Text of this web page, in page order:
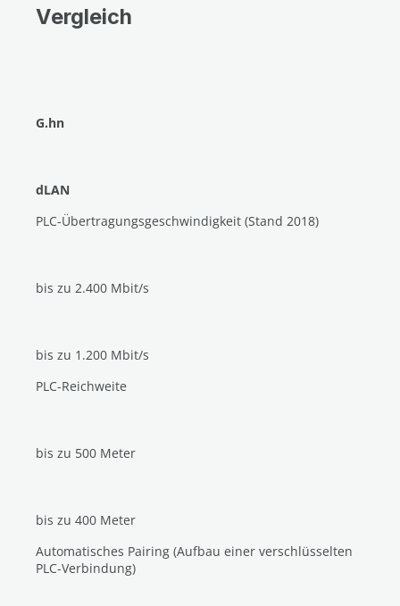
Vergleich
G.hn
dLAN
PLC-Übertragungsgeschwindigkeit (Stand 2018)
bis zu 2.400 Mbit/s
bis zu 1.200 Mbit/s
PLC-Reichweite
bis zu 500 Meter
bis zu 400 Meter
Automatisches Pairing (Aufbau einer verschlüsselten
PLC-Verbindung)